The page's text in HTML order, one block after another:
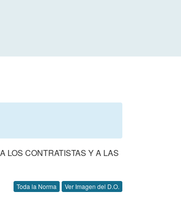
LOS CONTRATISTAS Y A LAS
Toda la Norma Ver Imagen del D.O.